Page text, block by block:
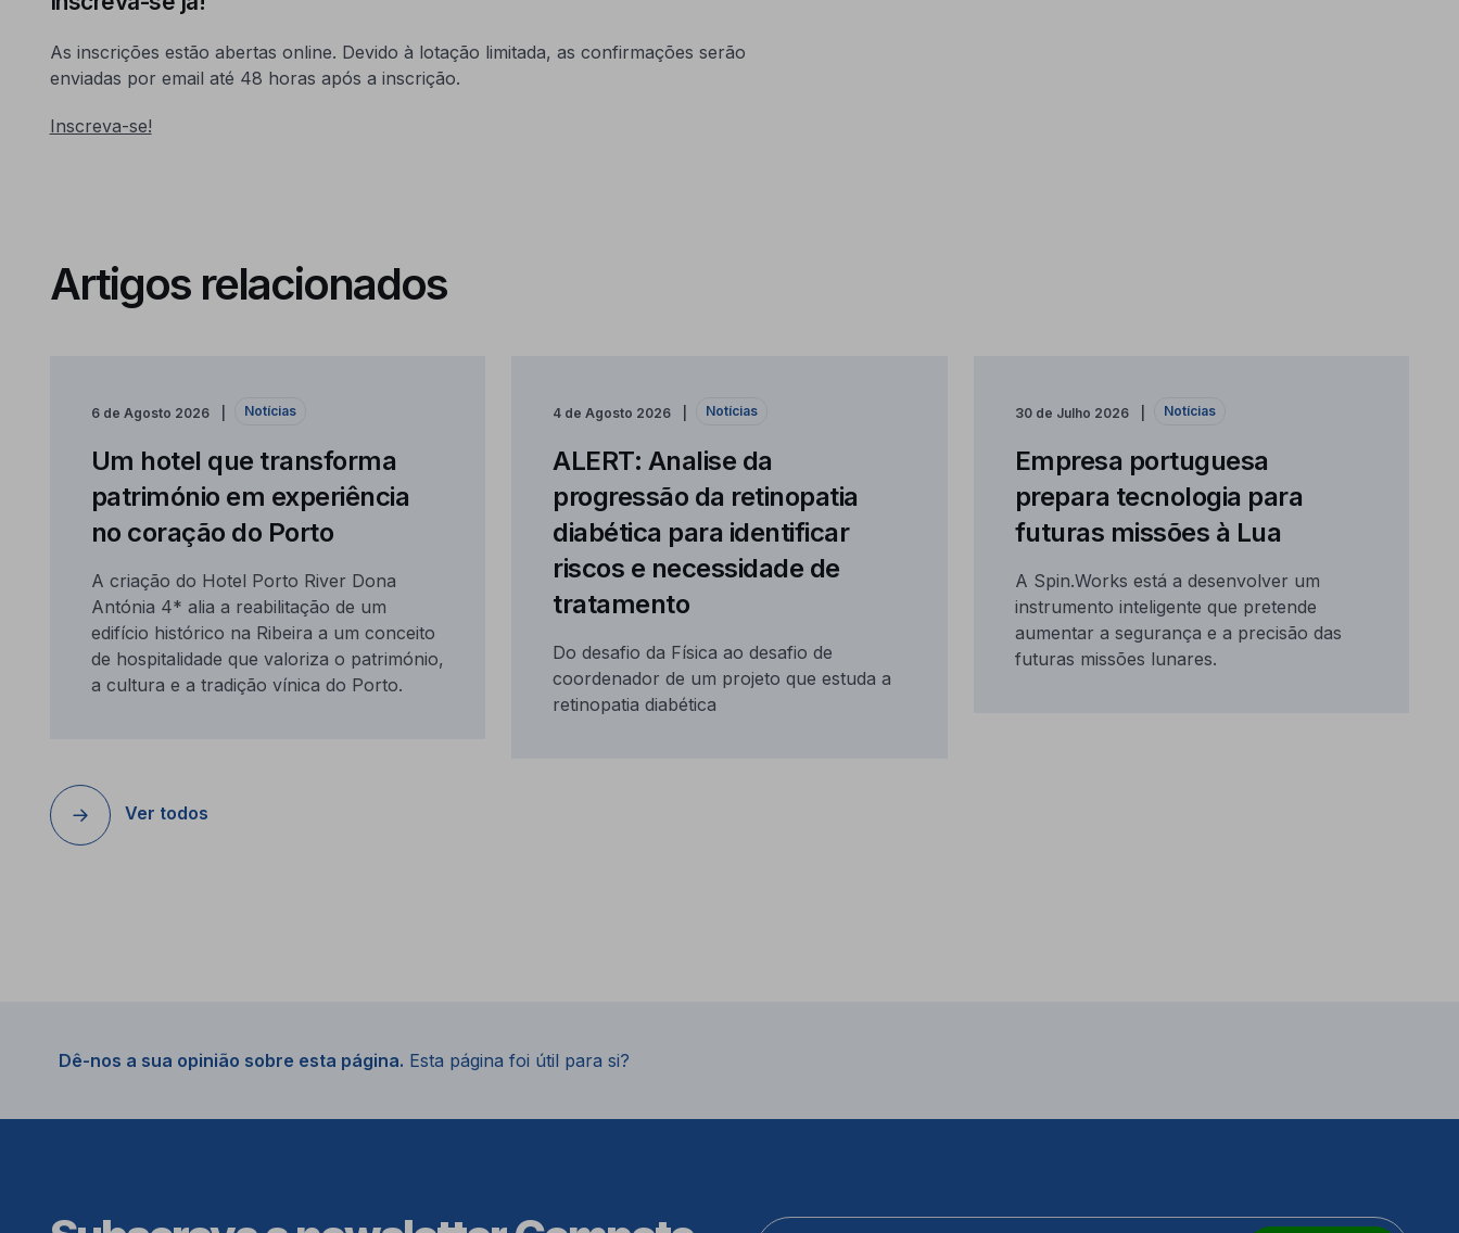
As inscrições estão abertas online. Devido à lotação limitada, as confirmações serão
enviadas por email até 48 horas após a inscrição.
Inscreva-se!
Artigos relacionados
6 de Agosto 2026 Notícias
Um hotel que transforma
património em experiência
no coração do Porto
A criação do Hotel Porto River Dona
Antónia 4* alia a reabilitação de um
edifício histórico na Ribeira a um conceito
de hospitalidade que valoriza o património,
a cultura e a tradição vínica do Porto.
4 de Agosto 2026 Notícias
ALERT: Analise da
progressão da retinopatia
diabética para identificar
riscos e necessidade de
tratamento
Do desafio da Física ao desafio de
coordenador de um projeto que estuda a
retinopatia diabética
30 de Julho 2026 Notícias
Empresa portuguesa
prepara tecnologia para
futuras missões à Lua
A Spin.Works está a desenvolver um
instrumento inteligente que pretende
aumentar a segurança e a precisão das
futuras missões lunares.
Ver todos
Dê-nos a sua opinião sobre esta página. Esta página foi útil para si?